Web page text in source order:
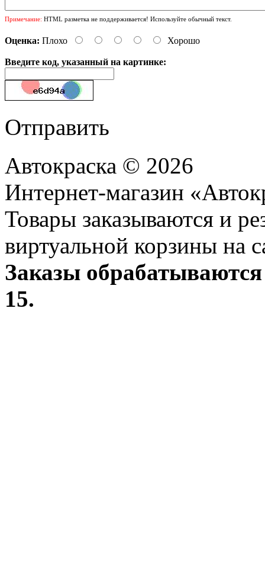
Примечание: HTML разметка не поддерживается! Используйте обычный текст.
Оценка: Плохо Хорошо
Введите код, указанный на картинке:
Отправить
Автокраска © 2026
Интернет-магазин
Товары заказываются и
виртуальной корзины на
Заказы
15.